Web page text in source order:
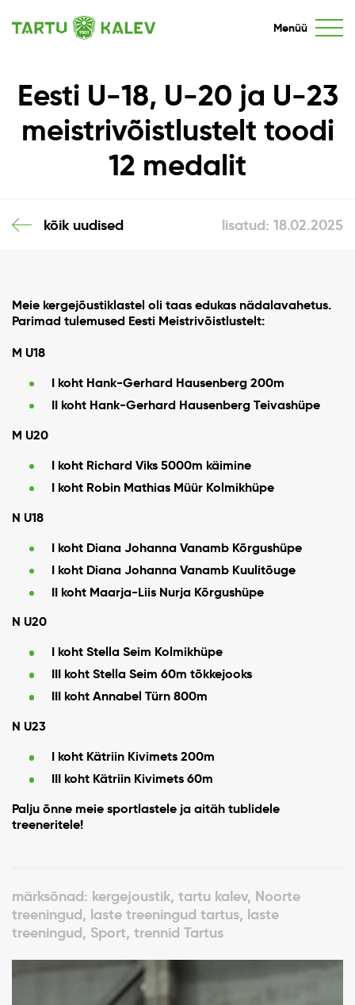
Menüü
Eesti U-18, U-20 ja U-23
meistrivõistlustelt toodi
12 medalit
kõik uudised lisatud: 18.02.2025
Meie kergejõustiklastel oli taas edukas nädalavahetus.
Parimad tulemused Eesti Meistrivõistlustelt:
M U18
I koht Hank-Gerhard Hausenberg 200m
II koht Hank-Gerhard Hausenberg Teivashüpe
M U20
I koht Richard Viks 5000m käimine
I koht Robin Mathias Müür Kolmikhüpe
N U18
I koht Diana Johanna Vanamb Kõrgushüpe
I koht Diana Johanna Vanamb Kuulitõuge
II koht Maarja-Liis Nurja Kõrgushüpe
N U20
I koht Stella Seim Kolmikhüpe
III koht Stella Seim 60m tõkkejooks
III koht Annabel Türn 800m
N U23
I koht Kätriin Kivimets 200m
III koht Kätriin Kivimets 60m
Palju õnne meie sportlastele ja aitäh tublidele
treeneritele!
märksõnad: kergejoustik, tartu kalev, Noorte
treeningud, laste treeningud tartus, laste
treeningud, Sport, trennid Tartus